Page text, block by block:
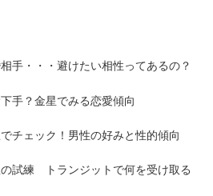
手・・・避けたい相性ってあるの？
手？金星でみる恋愛傾向
チェック！男性の好みと性的傾向
試練 トランジットで何を受け取る